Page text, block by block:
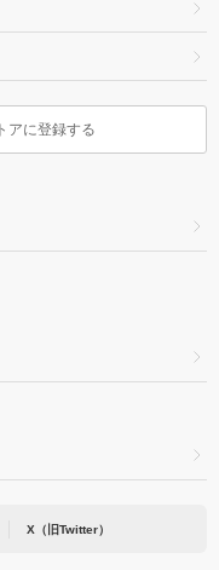
アに登録する
X（旧Twitter）